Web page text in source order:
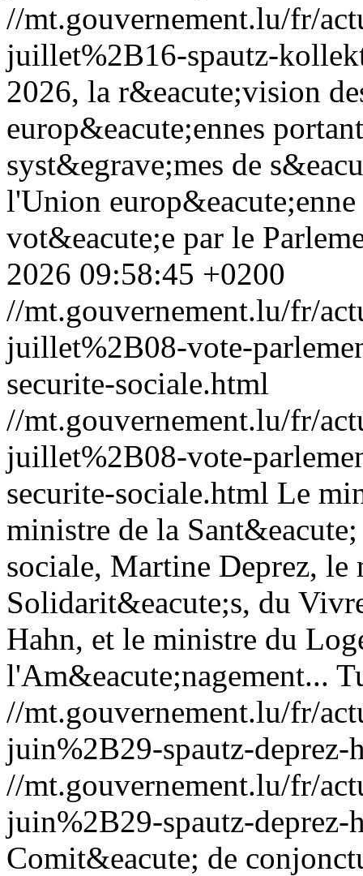
//mt.gouvernement.lu/fr/
juillet%2B16-spautz-
2026, la r&eacute;vision
europ&eacute;ennes
syst&egrave;mes de
l'Union
vot&eacute;e par le
2026 09:58:45 +0200
//mt.gouvernement.lu/fr/
juillet%2B08-vote-
securite-sociale.html
//mt.gouvernement.lu/fr/
juillet%2B08-vote-
securite-sociale.html Le
ministre de la
sociale, Martine Deprez,
Solidarit&eacute;s, du
Hahn, et le ministre du
l'Am&eacute;nagement...
//mt.gouvernement.lu/fr/
juin%2B29-spautz-deprez-
//mt.gouvernement.lu/fr/
juin%2B29-spautz-deprez-
Comit&eacute; de